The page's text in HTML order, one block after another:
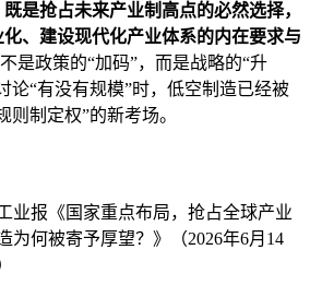
是抢占未来产业制高点的必然选择，
、建设现代化产业体系的内在要求与
是政策的“加码”，而是战略的“升
论“有没有规模”时，低空制造已经被
则制定权”的新考场。
业报《国家重点布局，抢占全球产业
为何被寄予厚望？》（2026年6月14